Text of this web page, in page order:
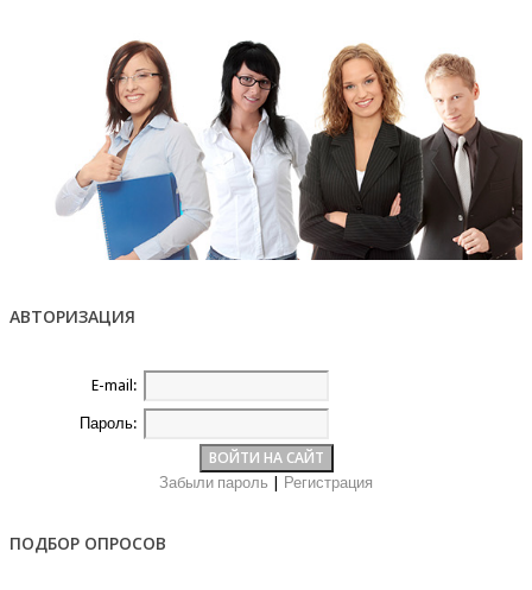
АВТОРИЗАЦИЯ
E-mail:
Пароль:
Забыли пароль Регистрация
ПОДБОР ОПРОСОВ